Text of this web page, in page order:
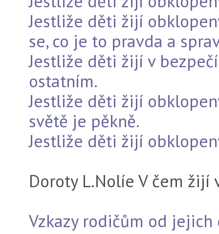
Jestliže děti žijí
se, co je to pravda a
Jestliže děti žijí v
ostatním.
Jestliže děti žijí
světě je pěkně.
Jestliže děti žijí
Doroty L.Nolíe V čem žijí
Vzkazy rodičům od jejich